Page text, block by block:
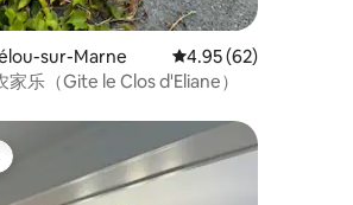
sur-Marne 平均评分 4.95 分（满
4.95 (62)
家乐（Gite le Clos d'Eliane）